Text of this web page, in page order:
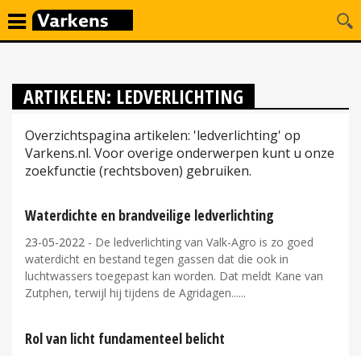
ARTIKELEN: LEDVERLICHTING
Overzichtspagina artikelen: 'ledverlichting' op
Varkens.nl. Voor overige onderwerpen kunt u onze
zoekfunctie (rechtsboven) gebruiken.
Waterdichte en brandveilige ledverlichting
23-05-2022 - De ledverlichting van Valk-Agro is zo goed
waterdicht en bestand tegen gassen dat die ook in
luchtwassers toegepast kan worden. Dat meldt Kane van
Zutphen, terwijl hij tijdens de Agridagen...
Rol van licht fundamenteel belicht